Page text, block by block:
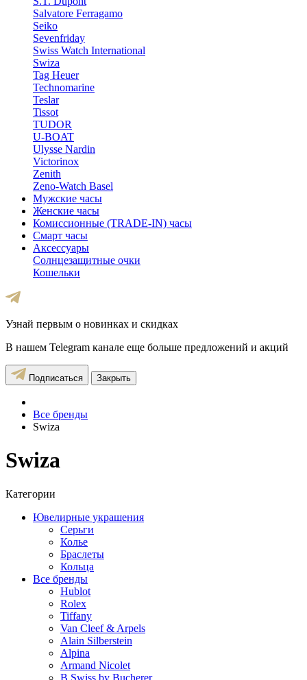
Salvatore Ferragamo
Seiko
Sevenfriday
Swiss Watch International
Swiza
Tag Heuer
Technomarine
Teslar
Tissot
TUDOR
U-BOAT
Ulysse Nardin
Victorinox
Zenith
Zeno-Watch Basel
Мужские часы
Женские часы
Комиссионные (TRADE-IN) часы
Смарт часы
Аксессуары
Солнцезащитные очки
Кошельки
Узнай первым о новинках и скидках
В нашем Telegram канале еще больше предложений и акций
Подписаться Закрыть
Все бренды
Swiza
Swiza
Категории
Ювелирные украшения
Серьги
Колье
Браслеты
Кольца
Все бренды
Hublot
Rolex
Tiffany
Van Cleef & Arpels
Alain Silberstein
Alpina
Armand Nicolet
B Swiss by Bucherer